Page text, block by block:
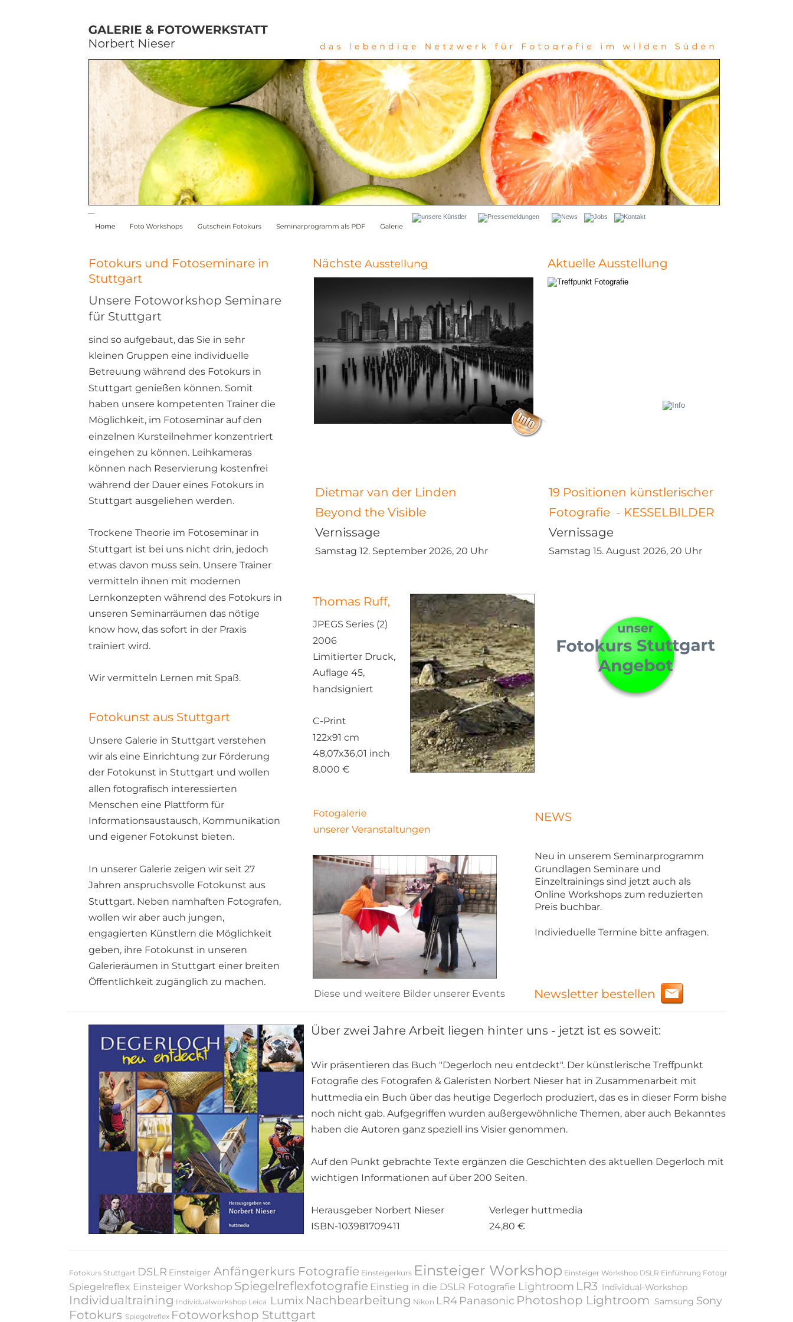
Fotokurs und Fotoseminare in
Stuttgart
Unsere Fotoworkshop Seminare
für Stuttgart
sind so aufgebaut, das Sie in sehr
kleinen Gruppen eine individuelle
Betreuung während des Fotokurs in
Stuttgart genießen können. Somit
haben unsere kompetenten Trainer die
Möglichkeit, im Fotoseminar auf den
einzelnen Kursteilnehmer konzentriert
eingehen zu können. Leihkameras
können nach Reservierung kostenfrei
während der Dauer eines Fotokurs in
Stuttgart ausgeliehen werden.
Trockene Theorie im Fotoseminar in
Stuttgart ist bei uns nicht drin, jedoch
etwas davon muss sein. Unsere Trainer
vermitteln ihnen mit modernen
Lernkonzepten während des Fotokurs in
unseren Seminarräumen das nötige
know how, das sofort in der Praxis
trainiert wird.
Wir vermitteln Lernen mit Spaß.
Fotokunst aus Stuttgart
Unsere Galerie in Stuttgart verstehen
wir als eine Einrichtung zur Förderung
der Fotokunst in Stuttgart und wollen
allen fotografisch interessierten
Menschen eine Plattform für
Informationsaustausch, Kommunikation
und eigener Fotokunst bieten.
In unserer Galerie zeigen wir seit 27
Jahren anspruchsvolle Fotokunst aus
Stuttgart. Neben namhaften Fotografen,
wollen wir aber auch jungen,
engagierten Künstlern die Möglichkeit
geben, ihre Fotokunst in unseren
Galerieräumen in Stuttgart einer breiten
Öffentlichkeit zugänglich zu machen.
Fotokurs Stuttgart DSLR Einsteiger Anfängerkurs Fotografie Einsteigerkurs Einsteiger Workshop Einsteiger Workshop DSLR Einführung Fotografie
Spiegelreflex Einsteiger Workshop Spiegelreflexfotografie Einstieg in die DSLR Fotografie Lightroom LR3 Individual-Workshop
Individualtraining Individualworkshop Leica Lumix Nachbearbeitung Nikon LR4 Panasonic Photoshop Lightroom Samsung Sony
Fotokurs Spiegelreflex Fotoworkshop Stuttgart
Newsletter bestellen
Diese und weitere Bilder unserer Events
Über zwei Jahre Arbeit liegen hinter uns - jetzt ist es soweit:
Wir präsentieren das Buch "Degerloch neu entdeckt". Der künstlerische Treffpunkt
Fotografie des Fotografen & Galeristen Norbert Nieser hat in Zusammenarbeit mit
huttmedia ein Buch über das heutige Degerloch produziert, das es in dieser Form bisher
noch nicht gab. Aufgegriffen wurden außergewöhnliche Themen, aber auch Bekanntes
haben die Autoren ganz speziell ins Visier genommen.
Auf den Punkt gebrachte Texte ergänzen die Geschichten des aktuellen Degerloch mit
wichtigen Informationen auf über 200 Seiten.
Herausgeber Norbert Nieser
Verleger huttmedia
ISBN-103981709411
24,80 €
NEWS
Neu in unserem Seminarprogramm
Grundlagen Seminare und
Einzeltrainings sind jetzt auch als
Online Workshops zum reduzierten
Preis buchbar.
Indivieduelle Termine bitte anfragen.
Nächste Ausstellung Aktuelle Ausstellung
Dietmar van der Linden
Beyond the Visible
Vernissage
Samstag 12. September 2026, 20 Uhr
19 Positionen künstlerischer
Fotografie  - KESSELBILDER
Vernissage
Samstag 15. August 2026, 20 Uhr
Thomas Ruff,
JPEGS Series (2)
2006
Limitierter Druck,
Auflage 45,
handsigniert
C-Print
122x91 cm
48,07x36,01 inch
8.000 €